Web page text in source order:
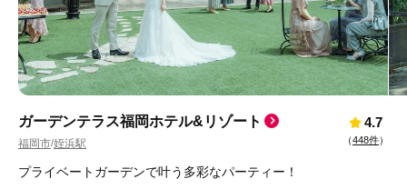
ガーデンテラス福岡ホテル&リゾート
福岡市/姪浜駅
4.7
（448件）
プライベートガーデンで叶う多彩なパーティー！